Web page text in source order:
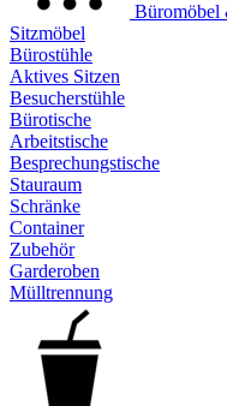
Büromöbel
Sitzmöbel
Bürostühle
Aktives Sitzen
Besucherstühle
Bürotische
Arbeitstische
Besprechungstische
Stauraum
Schränke
Container
Zubehör
Garderoben
Mülltrennung